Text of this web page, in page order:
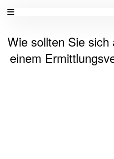
Wie sollten Sie
einem